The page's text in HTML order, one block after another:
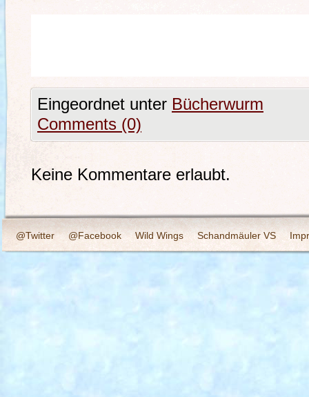
Eingeordnet unter Bücherwurm
Comments (0)
Keine Kommentare erlaubt.
@Twitter @Facebook Wild Wings Schandmäuler VS